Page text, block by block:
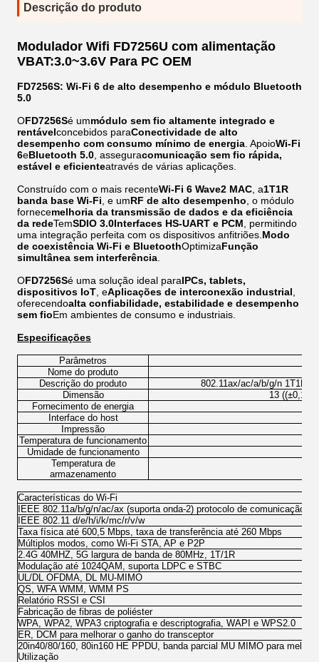
Descrição do produto
Modulador Wifi FD7256U com alimentação
VBAT:3.0~3.6V Para PC OEM
FD7256S: Wi-Fi 6 de alto desempenho e módulo Bluetooth
5.0
OFD7256Sé ummódulo sem fio altamente integrado e
rentávelconcebidos paraConectividade de alto
desempenho com consumo mínimo de energia . ApoioWi-Fi
6eBluetooth 5.0 , asseguracomunicação sem fio rápida,
estável e eficienteatravés de várias aplicações.
Construído com o mais recenteWi-Fi 6 Wave2 MAC , a1T1R
banda base Wi-Fi , e umRF de alto desempenho , o módulo
fornecemelhoria da transmissão de dados e da eficiência
da redeTemSDIO 3.0Interfaces HS-UART e PCM , permitindo
uma integração perfeita com os dispositivos anfitriões. Modo
de coexistência Wi-Fi e BluetoothOptimizaFunção
simultânea sem interferência
OFD7256Sé uma solução ideal paraIPCs, tablets,
dispositivos IoT , eAplicações de interconexão industrial
oferecendoalta confiabilidade, estabilidade e desempenho
sem fioEm ambientes de consumo e industriais.
Especificações
Parâmetros
Nome do produto
Descrição do produto
802.11ax/ac/a/b/g/n 1T1R
Dimensão
13 ((±0,1)
Fornecimento de energia
Interface do host
Impressão
Temperatura de funcionamento
Umidade de funcionamento
Temperatura de
armazenamento
Características do Wi-Fi
IEEE 802.11a/b/g/n/ac/ax (suporta onda-2) protocolo de comunicação
IEEE 802.11 d/e/h/i/k/mc/r/v/w
Taxa física até 600,5 Mbps, taxa de transferência até 260 Mbps
Múltiplos modos, como Wi-Fi STA, AP e P2P
2.4G 40MHZ, 5G largura de banda de 80MHz, 1T/1R
Modulação até 1024QAM, suporta LDPC e STBC
UL/DL OFDMA, DL MU-MIMO
QS, WFA WMM, WMM PS
Relatório RSSI e CSI
Fabricação de fibras de poliéster
WPA, WPA2, WPA3 criptografia e descriptografia, WAPI e WPS2.0
ER, DCM para melhorar o ganho do transceptor
20in40/80/160, 80in160 HE PPDU, banda parcial MU MIMO para
Utilização